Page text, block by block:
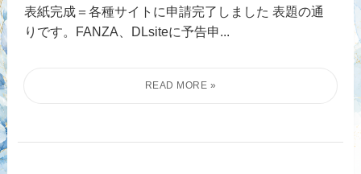
表紙完成＝各種サイトに申請完了しました 表題の通
りです。FANZA、DLsiteに予告申...